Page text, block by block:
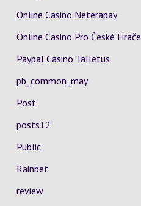
Online Casino Neterapay
Online Casino Pro České Hráče
Paypal Casino Talletus
pb_common_may
Post
posts12
Public
Rainbet
review